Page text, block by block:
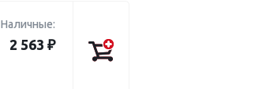
Наличные:
2 563 ₽